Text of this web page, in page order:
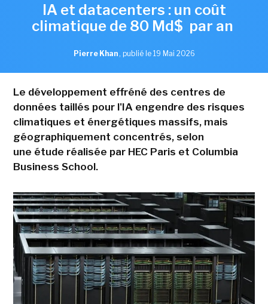
IA et datacenters : un coût
climatique de 80 Md$ par an
Pierre Khan , publié le 19 Mai 2026
Le développement effréné des centres de
données taillés pour l'IA engendre des risques
climatiques et énergétiques massifs, mais
géographiquement concentrés, selon
une étude réalisée par HEC Paris et Columbia
Business School.